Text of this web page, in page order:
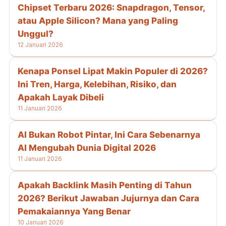
Chipset Terbaru 2026: Snapdragon, Tensor,
atau Apple Silicon? Mana yang Paling
Unggul?
12 Januari 2026
Kenapa Ponsel Lipat Makin Populer di 2026?
Ini Tren, Harga, Kelebihan, Risiko, dan
Apakah Layak Dibeli
11 Januari 2026
AI Bukan Robot Pintar, Ini Cara Sebenarnya
AI Mengubah Dunia Digital 2026
11 Januari 2026
Apakah Backlink Masih Penting di Tahun
2026? Berikut Jawaban Jujurnya dan Cara
Pemakaiannya Yang Benar
10 Januari 2026